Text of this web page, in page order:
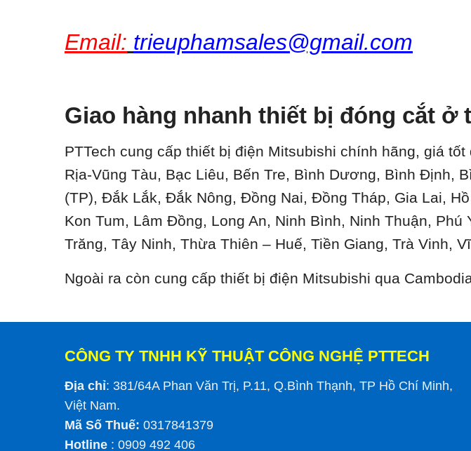
Email: trieuphamsales@gmail.com
Giao hàng nhanh thiết bị đóng cắt ở
PTTech cung cấp thiết bị điện Mitsubishi chính hãng, giá
Rịa-Vũng Tàu, Bạc Liêu, Bến Tre, Bình Dương, Bình Định,
(TP), Đắk Lắk, Đắk Nông, Đồng Nai, Đồng Tháp, Gia Lai,
Kon Tum, Lâm Đồng, Long An, Ninh Bình, Ninh Thuận,
Trăng, Tây Ninh, Thừa Thiên – Huế, Tiền Giang, Trà Vinh,
Ngoài ra còn cung cấp thiết bị điện Mitsubishi qua
CÔNG TY TNHH KỸ THUẬT CÔNG NGHỆ PTTECH
Địa chỉ: 381/64A Phan Văn Trị, P.11, Q.Bình Thạnh, TP Hồ Chí Minh,
Việt Nam.
Mã Số Thuế: 0317841379
Hotline : 0909 492 406